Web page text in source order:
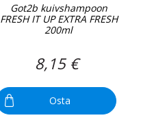
Got2b kuivshampoon
FRESH IT UP EXTRA FRESH
200ml
8,15 €
Osta